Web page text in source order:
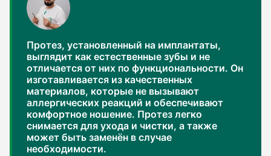
Протез, установленный на имплантаты,
выглядит как естественные зубы и не
отличается от них по функциональности. Он
изготавливается из качественных
материалов, которые не вызывают
аллергических реакций и обеспечивают
комфортное ношение. Протез легко
снимается для ухода и чистки, а также
может быть заменён в случае
необходимости.